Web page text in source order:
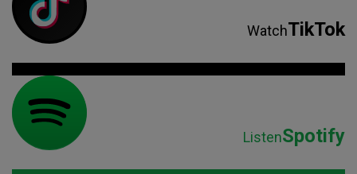
WatchTikTok
ListenSpotify